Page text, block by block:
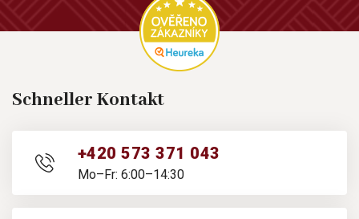
Schneller Kontakt
+420 573 371 043
Mo–Fr: 6:00–14:30